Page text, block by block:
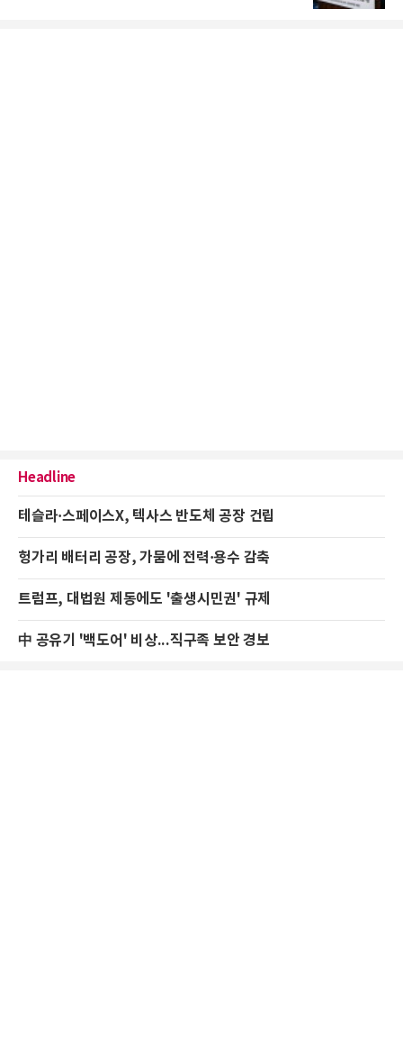
Headline
테슬라·스페이스X, 텍사스 반도체 공장 건립
헝가리 배터리 공장, 가뭄에 전력·용수 감축
트럼프, 대법원 제동에도 '출생시민권' 규제
中 공유기 '백도어' 비상...직구족 보안 경보